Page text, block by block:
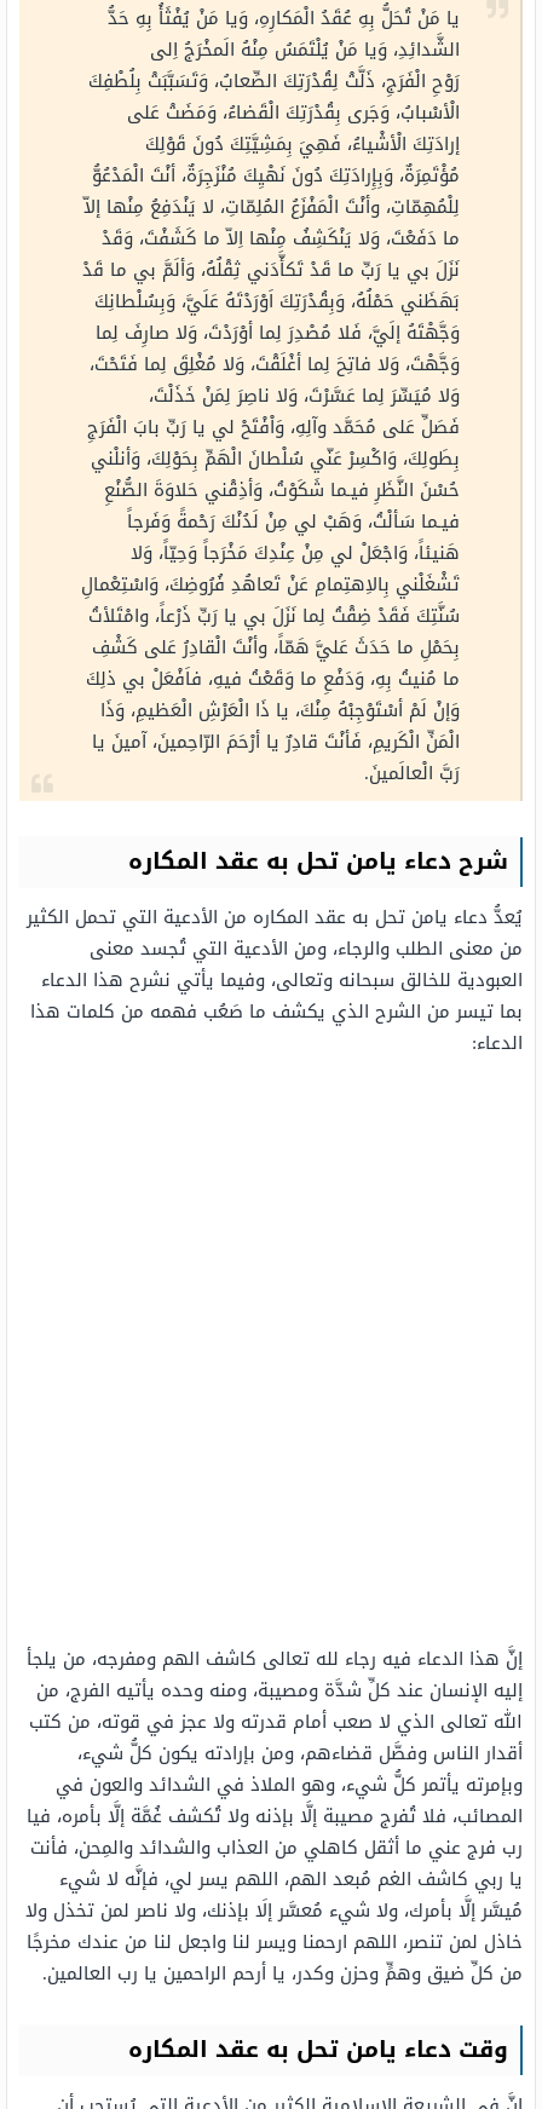
يا مَنْ تُحَلُّ بِهِ عُقَدُ الْمَكارِهِ، وَيا مَنْ يُفْثَأُ بِهِ حَدُّ
الشَّدائِدِ، وَيا مَنْ يُلْتَمَسُ مِنْهُ الَمخْرَجُ اِلى
رَوْحِ الْفَرَجِ، ذَلَّتْ لِقُدْرَتِكَ الصِّعابُ، وَتَسَبَّبَتْ بِلُطْفِكَ
الْأسْبابُ، وَجَرى بِقُدْرَتِكَ الْقَضاءُ، وَمَضَتْ عَلى
إرادَتِكَ الْأشْياءُ، فَهِيَ بِمَشِيَّتِكَ دُونَ قَوْلِكَ
مُؤْتَمِرَةٌ، وَبِإِرادَتِكَ دُونَ نَهْيِكَ مُنْزَجِرَةٌ، أنْتَ الْمَدْعُوُّ
لِلْمُهِمّاتِ، وأنْتَ الْمَفْزَعُ المُلِمّاتِ، لا يَنْدَفِعُ مِنْها إلاّ
ما دَفَعْتَ، وَلا يَنْكَشِفُ مِنْها اِلاّ ما كَشَفْتَ، وَقَدْ
نَزَلَ بي يا رَبِّ ما قَدْ تَكأَّدَني ثِقْلُهُ، وَألَمَّ بي ما قَدْ
بَهَظَني حَمْلُهُ، وَبِقُدْرَتِكَ اَوْرَدْتَهُ عَلَيَّ، وَبِسُلْطانِكَ
وَجَّهْتَهُ إلَيَّ، فَلا مُصْدِرَ لِما أوْرَدْتَ، وَلا صارِفَ لِما
وَجَّهْتَ، وَلا فاتِحَ لِما أغْلَقْتَ، وَلا مُغْلِقَ لِما فَتَحْتَ،
وَلا مُيَسِّرَ لِما عَسَّرْتَ، وَلا ناصِرَ لِمَنْ خَذَلْتَ،
فَصَلِّ عَلى مُحَمَّد وآلِهِ، وَاْفْتَحْ لي يا رَبِّ بابَ الْفَرَجِ
بِطَولِكَ، وَاكْسِرْ عَنّي سُلْطانَ الْهَمِّ بِحَوْلِكَ، وَأنلْني
حُسْنَ النَّظَرِ فيـما شَكَوْتُ، وَأذِقْني حَلاوَةَ الصُّنْعِ
فيـما سَألْتُ، وَهَبْ لي مِنْ لَدُنْكَ رَحْمةً وَفَرجاً
هَنيئاً، وَاجْعَلْ لي مِنْ عِنْدِكَ مَخْرَجاً وَحِيّاً، وَلا
تَشْغَلْني بِالاِهتِمامِ عَنْ تَعاهُدِ فُرُوضِكَ، وَاسْتِعْمالِ
سُنَّتِكَ فَقَدْ ضِقْتُ لِما نَزَلَ بي يا رَبِّ ذَرْعاً، وامْتَلأتُ
بِحَمْلِ ما حَدَثَ عَليَّ هَمّاً، وأنْتَ الْقادِرُ عَلى كَشْفِ
ما مُنيتُ بِهِ، وَدَفْعِ ما وَقَعْتُ فيهِ، فاَفْعَلْ بي ذلِكَ
وَإنْ لَمْ أسْتَوْجِبْهُ مِنْكَ، يا ذَا الْعَرْشِ الْعَظيمِ، وَذَا
الْمَنِّ الْكَريمِ، فَأنْتَ قادِرٌ يا أرْحَمَ الرّاحِمينَ، آمينَ يا
رَبَّ الْعالَمينَ.
شرح دعاء يامن تحل به عقد المكاره
يُعدُّ دعاء يامن تحل به عقد المكاره من الأدعية التي تحمل الكثير
من معنى الطلب والرجاء، ومن الأدعية التي تُجسد معنى
العبودية للخالق سبحانه وتعالى، وفيما يأتي نشرح هذا الدعاء
بما تيسر من الشرح الذي يكشف ما صَعُب فهمه من كلمات هذا
الدعاء:
إنَّ هذا الدعاء فيه رجاء لله تعالى كاشف الهم ومفرجه، من يلجأ
إليه الإنسان عند كلِّ شدَّة ومصيبة، ومنه وحده يأتيه الفرج، من
الله تعالى الذي لا صعب أمام قدرته ولا عجز في قوته، من كتب
أقدار الناس وفصَّل قضاءهم، ومن بإرادته يكون كلُّ شيء،
وبإمرته يأتمر كلُّ شيء، وهو الملاذ في الشدائد والعون في
المصائب، فلا تُفرج مصيبة إلَّا بإذنه ولا تُكشف غُمَّة إلَّا بأمره، فيا
رب فرج عني ما أثقل كاهلي من العذاب والشدائد والمِحن، فأنت
يا ربي كاشف الغم مُبعد الهم، اللهم يسر لي، فإنَّه لا شيء
مُيسَّر إلَّا بأمرك، ولا شيء مُعسَّر إلَا بإذنك، ولا ناصر لمن تخذل ولا
خاذل لمن تنصر، اللهم ارحمنا ويسر لنا واجعل لنا من عندك مخرجًا
من كلِّ ضيق وهمٍّ وحزن وكدر، يا أرحم الراحمين يا رب العالمين.
وقت دعاء يامن تحل به عقد المكاره